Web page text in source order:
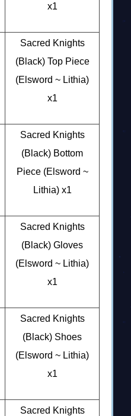
x1
Sacred Knights
(Black) Top Piece
(Elsword ~ Lithia)
x1
Sacred Knights
(Black) Bottom
Piece (Elsword ~
Lithia) x1
Sacred Knights
(Black) Gloves
(Elsword ~ Lithia)
x1
Sacred Knights
(Black) Shoes
(Elsword ~ Lithia)
x1
Sacred Knights